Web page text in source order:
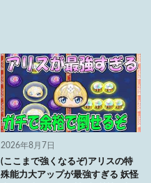
2026年8月7日
(ここまで強くなるぞ)アリスの特
殊能力大アップが最強すぎる 妖怪